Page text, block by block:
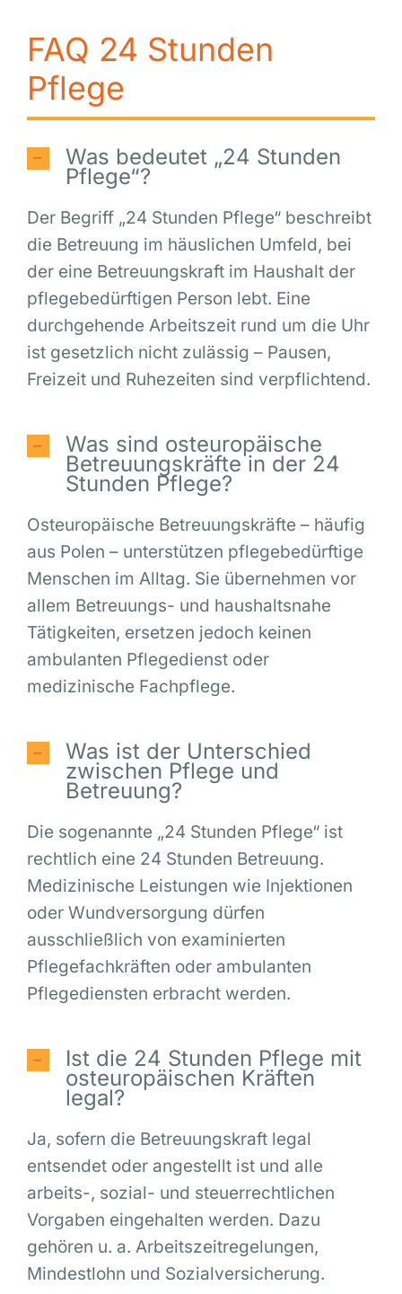
FAQ 24 Stunden
Pflege
Was bedeutet „24 Stunden
Pflege“?
Der Begriff „24 Stunden Pflege“ beschreibt
die Betreuung im häuslichen Umfeld, bei
der eine Betreuungskraft im Haushalt der
pflegebedürftigen Person lebt. Eine
durchgehende Arbeitszeit rund um die Uhr
ist gesetzlich nicht zulässig – Pausen,
Freizeit und Ruhezeiten sind verpflichtend.
Was sind osteuropäische
Betreuungskräfte in der 24
Stunden Pflege?
Osteuropäische Betreuungskräfte – häufig
aus Polen – unterstützen pflegebedürftige
Menschen im Alltag. Sie übernehmen vor
allem Betreuungs- und haushaltsnahe
Tätigkeiten, ersetzen jedoch keinen
ambulanten Pflegedienst oder
medizinische Fachpflege.
Was ist der Unterschied
zwischen Pflege und
Betreuung?
Die sogenannte „24 Stunden Pflege“ ist
rechtlich eine 24 Stunden Betreuung.
Medizinische Leistungen wie Injektionen
oder Wundversorgung dürfen
ausschließlich von examinierten
Pflegefachkräften oder ambulanten
Pflegediensten erbracht werden.
Ist die 24 Stunden Pflege mit
osteuropäischen Kräften
legal?
Ja, sofern die Betreuungskraft legal
entsendet oder angestellt ist und alle
arbeits-, sozial- und steuerrechtlichen
Vorgaben eingehalten werden. Dazu
gehören u. a. Arbeitszeitregelungen,
Mindestlohn und Sozialversicherung.